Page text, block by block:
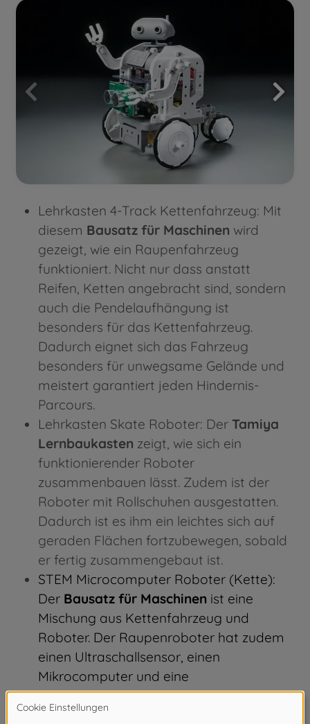
Lehrkasten 4-Track Kettenfahrzeug: Mit
diesem Bausatz für Maschinen wird
gezeigt, wie ein Raupenfahrzeug
funktioniert. Nicht nur dass anstatt
Reifen, Ketten angebracht sind, sondern
auch die Pendelaufhängung ist
besonders für das Kettenfahrzeug.
Dadurch eignet sich das Fahrzeug
besonders für unwegsame Gelände und
meistert garantiert jeden Hindernis-
Parcours.
Lehrkasten Skate Roboter: Der Tamiya
Lernbaukasten zeigt, wie sich ein
funktionierender Roboter
zusammenbauen lässt. Zudem ist der
Roboter mit Rollschuhen ausgestatten.
Dadurch ist es ihm ein leichtes sich auf
geraden Flächen fortzubewegen, sobald
er fertig zusammengebaut ist.
STEM Microcomputer Roboter (Kette):
Der Bausatz für Maschinen ist eine
Mischung aus Kettenfahrzeug und
Roboter. Der Raupenroboter hat zudem
einen Ultraschallsensor, einen
Mikrocomputer und eine
Doppelmotorsteuerung, dadurch kann er
zum Beispiel Hindernissen ausweichen.